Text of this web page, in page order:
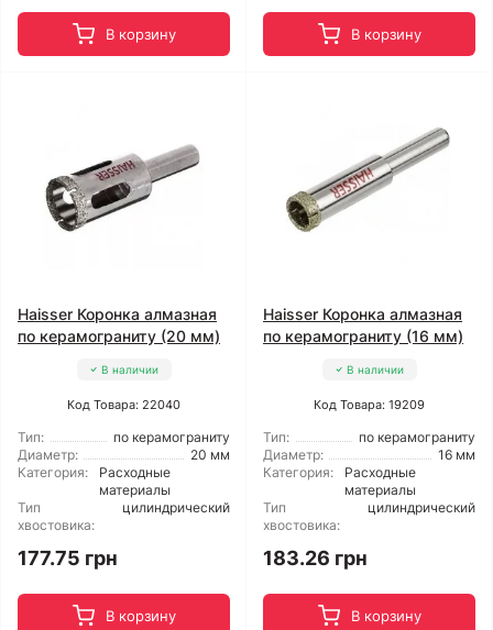
В корзину В корзину
Haisser Коронка алмазная
по керамограниту (20 мм)
В наличии
Код Товара: 22040
Тип:
по керамограниту
Диаметр:
20 мм
Категория:
Расходные
материалы
Тип
хвостовика:
цилиндрический
177.75 грн
В корзину
Haisser Коронка алмазная
по керамограниту (16 мм)
В наличии
Код Товара: 19209
Тип:
по керамограниту
Диаметр:
16 мм
Категория:
Расходные
материалы
Тип
хвостовика:
цилиндрический
183.26 грн
В корзину